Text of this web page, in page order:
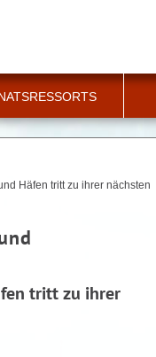
Häfen tritt zu ihrer nächsten
tritt zu ihrer